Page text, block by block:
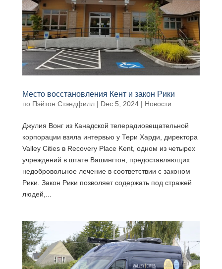
Место восстановления Кент и закон Рики
по Пэйтон Стэндфилл| Dec 5, 2024| Новости
Джулия Вонг из Канадской телерадиовещательной
корпорации взяла интервью у Тери Харди, директора
Valley Cities в Recovery Place Kent, одном из четырех
учреждений в штате Вашингтон, предоставляющих
недобровольное лечение в соответствии с законом
Рики. Закон Рики позволяет содержать под стражей
людей,...